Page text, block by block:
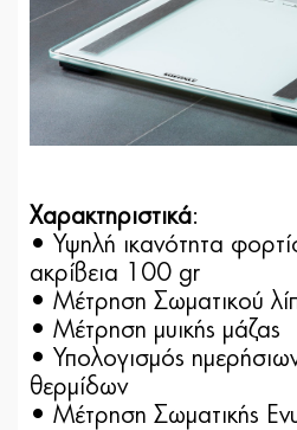
Χαρακτηριστικά:
• Υψηλή ικανότητα
ακρίβεια 100 gr
• Μέτρηση Σωματικού
• Μέτρηση μυικής μάζας
• Υπολογισμός
θερμίδων
• Μέτρηση Σωματικής